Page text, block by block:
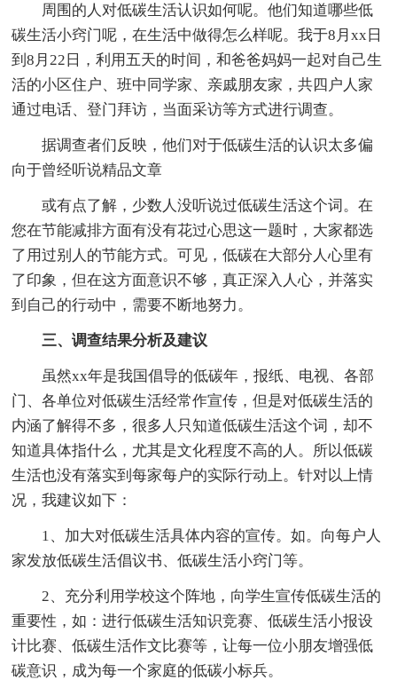
周围的人对低碳生活认识如何呢。他们知道哪些低
碳生活小窍门呢，在生活中做得怎么样呢。我于8月xx日
到8月22日，利用五天的时间，和爸爸妈妈一起对自己生
活的小区住户、班中同学家、亲戚朋友家，共四户人家
通过电话、登门拜访，当面采访等方式进行调查。
据调查者们反映，他们对于低碳生活的认识太多偏
向于曾经听说精品文章
或有点了解，少数人没听说过低碳生活这个词。在
您在节能减排方面有没有花过心思这一题时，大家都选
了用过别人的节能方式。可见，低碳在大部分人心里有
了印象，但在这方面意识不够，真正深入人心，并落实
到自己的行动中，需要不断地努力。
三、调查结果分析及建议
虽然xx年是我国倡导的低碳年，报纸、电视、各部
门、各单位对低碳生活经常作宣传，但是对低碳生活的
内涵了解得不多，很多人只知道低碳生活这个词，却不
知道具体指什么，尤其是文化程度不高的人。所以低碳
生活也没有落实到每家每户的实际行动上。针对以上情
况，我建议如下：
1、加大对低碳生活具体内容的宣传。如。向每户人
家发放低碳生活倡议书、低碳生活小窍门等。
2、充分利用学校这个阵地，向学生宣传低碳生活的
重要性，如：进行低碳生活知识竞赛、低碳生活小报设
计比赛、低碳生活作文比赛等，让每一位小朋友增强低
碳意识，成为每一个家庭的低碳小标兵。